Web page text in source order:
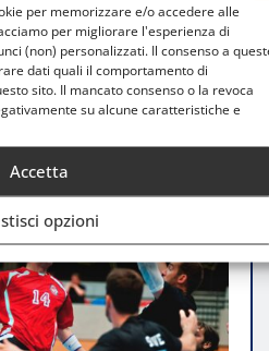
per memorizzare e/o accedere alle
per migliorare l'esperienza di
(non) personalizzati. Il consenso a
dati quali il comportamento di
sito. Il mancato consenso o la revoca
su alcune caratteristiche e
Accetta
opzioni
a Milano: come